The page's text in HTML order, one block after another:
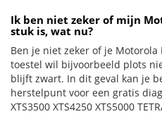
Ik ben niet zeker of mijn
stuk is, wat nu?
Ben je niet zeker of je Motorola
toestel wil bijvoorbeeld plots
blijft zwart. In dit geval kan je
herstelpunt voor een gratis
XTS3500 XTS4250 XTS5000